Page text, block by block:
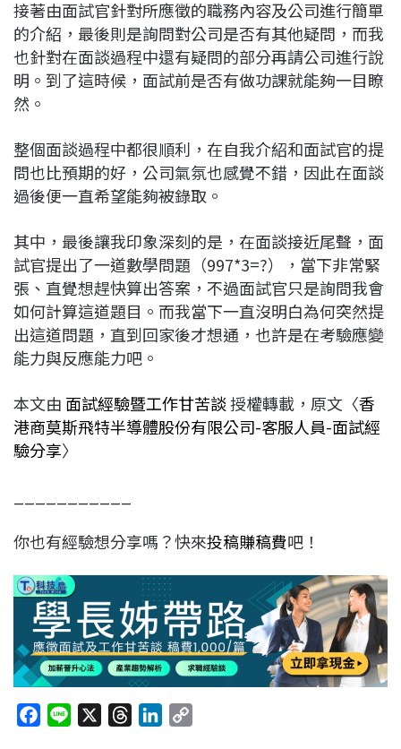
接著由面試官針對所應徵的職務內容及公司進行簡單
的介紹，最後則是詢問對公司是否有其他疑問，而我
也針對在面談過程中還有疑問的部分再請公司進行說
明。到了這時候，面試前是否有做功課就能夠一目瞭
然。
整個面談過程中都很順利，在自我介紹和面試官的提
問也比預期的好，公司氣氛也感覺不錯，因此在面談
過後便一直希望能夠被錄取。
其中，最後讓我印象深刻的是，在面談接近尾聲，面
試官提出了一道數學問題（997*3=?），當下非常緊
張、直覺想趕快算出答案，不過面試官只是詢問我會
如何計算這道題目。而我當下一直沒明白為何突然提
出這道問題，直到回家後才想通，也許是在考驗應變
能力與反應能力吧。
本文由 面試經驗暨工作甘苦談授權轉載，原文〈香
港商莫斯飛特半導體股份有限公司-客服人員-面試經
驗分享〉
你也有經驗想分享嗎？快來投稿賺稿費吧！